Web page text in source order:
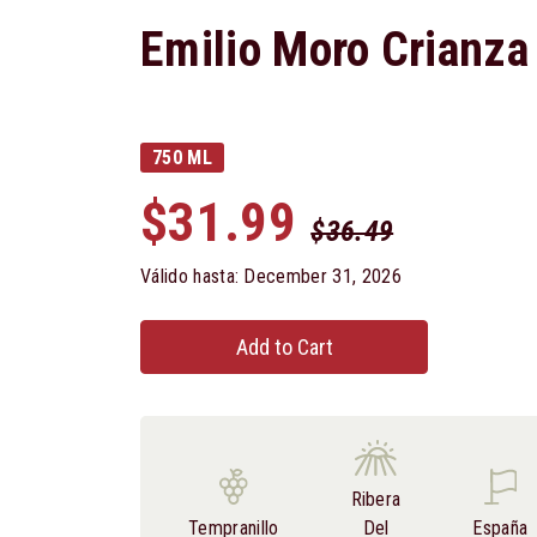
Emilio Moro Crianza
750 ML
$31.99 $36.49
Válido hasta: December 31, 2026
Add to Cart
Tempranillo
Ribera
Del
España